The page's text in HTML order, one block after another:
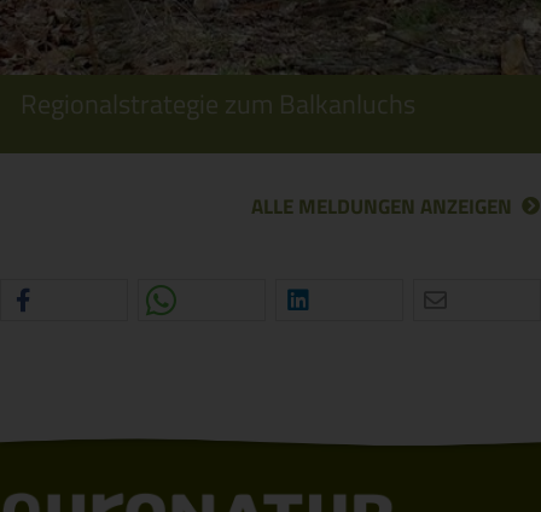
Regionalstrategie zum Balkanluchs
ALLE MELDUNGEN ANZEIGEN